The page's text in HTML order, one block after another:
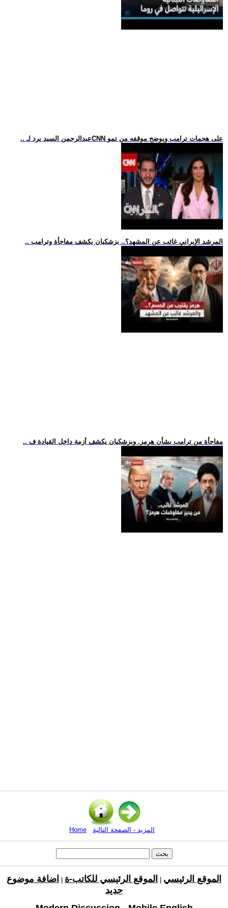
.. عبدالرحمن السيد يرد لـCNN على هجمات ترامب ويوضح موقفه من تمو
.. المرشد الإيراني غائب عن المشهد؟.. بزشكيان يكشف مفاجأة وترامب
.. مفاجأة من ترامب بشأن هرمز. وبزشكيان يكشف أزمة داخل القيادة ف
Home المزيد - الصفحة التالية
الموقع الرئيسي الموقع الرئيسي للكاتب-ة
اضافة موضوع
جديد